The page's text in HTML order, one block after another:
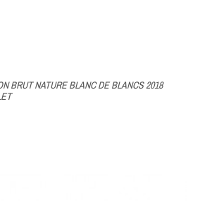
BRUT NATURE BLANC DE BLANCS 2018